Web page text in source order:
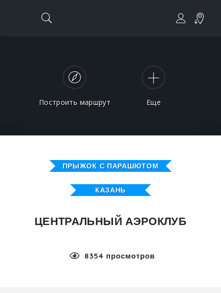
Построить маршрут Еще
ПРЫЖОК С ПАРАШЮТОМ
КАЗАНЬ
ЦЕНТРАЛЬНЫЙ АЭРОКЛУБ
8354 просмотров